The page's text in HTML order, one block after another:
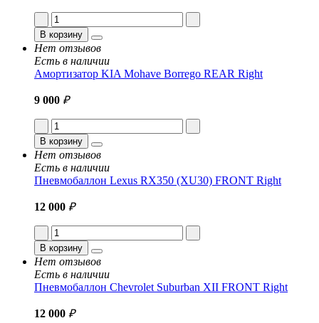
В корзину
Нет отзывов
Есть в наличии
Амортизатор KIA Mohave Borrego REAR Right
9 000 ₽
В корзину
Нет отзывов
Есть в наличии
Пневмобаллон Lexus RX350 (XU30) FRONT Right
12 000 ₽
В корзину
Нет отзывов
Есть в наличии
Пневмобаллон Chevrolet Suburban XII FRONT Right
12 000 ₽